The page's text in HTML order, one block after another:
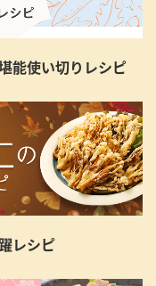
能使い切りレシピ
レシピ